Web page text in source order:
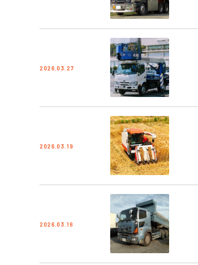
2026.03.27
2026.03.19
2026.03.16